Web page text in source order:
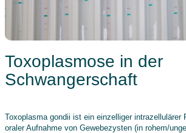
Toxoplasmose in der
Schwangerschaft
Toxoplasma gondii ist ein einzelliger intrazellulärer
oraler Aufnahme von Gewebezysten (in rohem/